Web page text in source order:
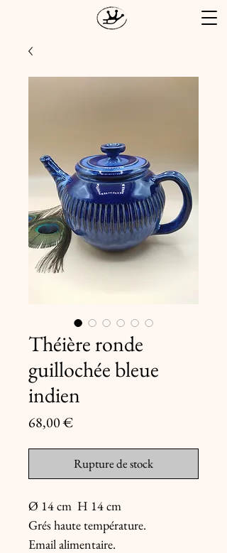
Théière ronde
guillochée bleue
indien
68,00 €Prix
Rupture de stock
Ø 14 cm  H 14 cm
Grés haute température.
Email alimentaire.